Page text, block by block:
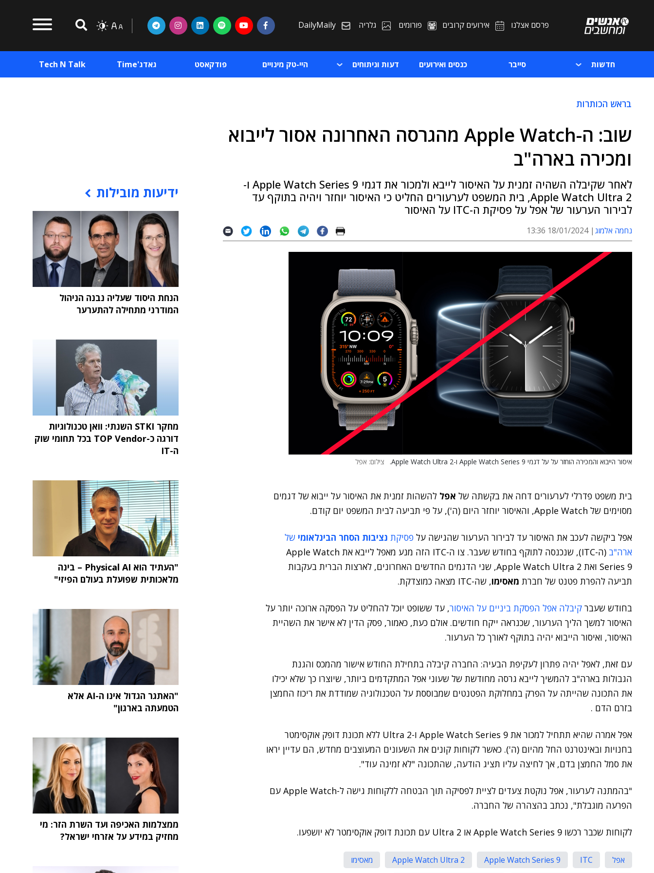
פרסם אצלנו אירועים קרובים פורומים גלריה DailyMaily
חדשות סייבר כנסים ואירועים דעות וניתוחים היי-טק מינויים פודקאסט גאדג'Time Tech N Talk
בראש הכותרות
שוב: ה-Apple Watch מהגרסה האחרונה אסור לייבוא
ומכירה בארה"ב
לאחר שקיבלה השהיה זמנית על האיסור לייבא ולמכור את דגמי Apple Watch Series 9 ו-
Apple Watch Ultra 2, בית המשפט לערעורים החליט כי האיסור יוחזר ויהיה בתוקף עד
לבירור הערעור של אפל על פסיקת ה-ITC על האיסור
נחמה אלמוג 18/01/2024 13:36
איסור הייבוא והמכירה הוחזר על על דגמי Apple Watch Series 9 ו-Apple Watch Ultra 2. צילום: אפל
בית משפט פדרלי לערעורים דחה את בקשתה של אפל להשהות זמנית את האיסור על ייבוא של דגמים
מסוימים של Apple Watch, והאיסור יוחזר היום (ה'), על פי תביעה לבית המשפט יום קודם.
אפל ביקשה לעכב את האיסור עד לבירור הערעור שהגישה על פסיקת נציבות הסחר הבינלאומי של
ארה"ב
(ה-ITC), שנכנסה לתוקף בחודש שעבר. צו ה-ITC הזה מנע מאפל לייבא את Apple Watch
Series 9 ואת Apple Watch Ultra 2, שני הדגמים החדשים האחרונים, לארצות הברית בעקבות
תביעה להפרת פטנט של חברת מאסימו, שה-ITC מצאה כמוצדקת.
בחודש שעבר קיבלה אפל הפסקת ביניים על האיסור, עד ששופט יוכל להחליט על הפסקה ארוכה יותר על
האיסור למשך הליך הערעור, שכנראה ייקח חודשים. אולם כעת, כאמור, פסק הדין לא אישר את השהיית
האיסור, ואיסור הייבוא יהיה בתוקף לאורך כל הערעור.
עם זאת, לאפל יהיה פתרון לעקיפת הבעיה: החברה קיבלה בתחילת החודש אישור מהמכס והגנת
הגבולות בארה"ב להמשיך לייבא גרסה מחודשת של שעוני אפל המתקדמים ביותר, שיוצרו כך שלא יכילו
את התכונה שהייתה על הפרק במחלוקת הפטנטים שמבוססת על הטכנולוגיה שמודדת את ריכוז החמצן
בזרם הדם .
אפל אמרה שהיא תתחיל למכור את Apple Watch Series 9 ו-Ultra 2 ללא תכונת דופק אוקסימטר
בחנויות ובאינטרנט החל מהיום (ה'). כאשר לקוחות קונים את השעונים המעוצבים מחדש, הם עדיין יראו
את סמל החמצן בדם, אך לחיצה עליו תציג הודעה, שהתכונה "לא זמינה עוד".
"בהמתנה לערעור, אפל נוקטת צעדים לציית לפסיקה תוך הבטחה ללקוחות גישה ל-Apple Watch עם
הפרעה מוגבלת", נכתב בהצהרה של החברה.
לקוחות שכבר רכשו Apple Watch Series 9 או Ultra 2 עם תכונת דופק אוקסימטר לא יושפעו.
אפל ITC
Apple Watch Series 9
Apple Watch Ultra 2
מאסימו
ידיעות מובילות
הנחת היסוד שעליה נבנה הניהול
המודרני מתחילה להתערער
מחקר STKI השנתי: וואן טכנולוגיות
דורגה כ-TOP Vendor בכל תחומי שוק
ה-IT
"העתיד הוא Physical AI – בינה
מלאכותית שפועלת בעולם הפיזי"
"האתגר הגדול אינו ה-AI אלא
הטמעתה בארגון"
ממצלמות האכיפה ועד השרת הזר: מי
מחזיק במידע על אזרחי ישראל?